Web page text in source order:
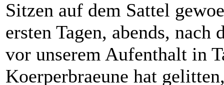
Sitzen auf dem Sattel
ersten Tagen, abends,
vor unserem Aufenthalt in
Koerperbraeune hat